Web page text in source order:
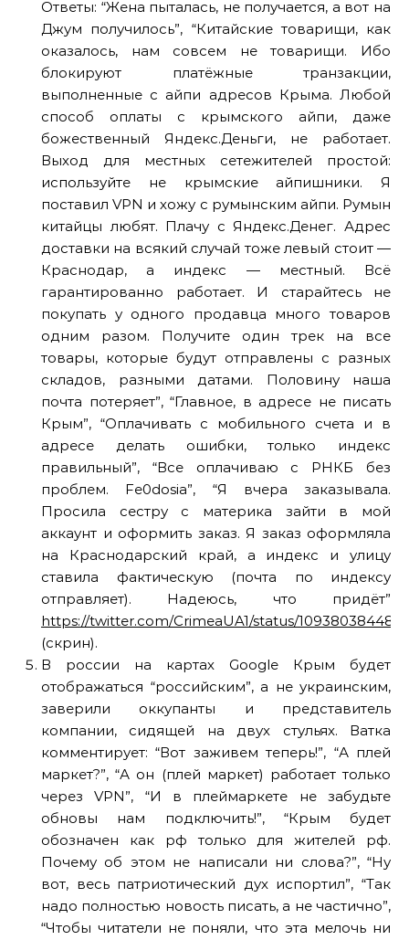
Ответы: “Жена пыталась, не получается, а вот на
Джум получилось”, “Китайские товарищи, как
оказалось, нам совсем не товарищи. Ибо
блокируют платёжные транзакции,
выполненные с айпи адресов Крыма. Любой
способ оплаты с крымского айпи, даже
божественный Яндекс.Деньги, не работает.
Выход для местных сетежителей простой:
используйте не крымские айпишники. Я
поставил VPN и хожу с румынским айпи. Румын
китайцы любят. Плачу с Яндекс.Денег. Адрес
доставки на всякий случай тоже левый стоит —
Краснодар, а индекс — местный. Всё
гарантированно работает. И старайтесь не
покупать у одного продавца много товаров
одним разом. Получите один трек на все
товары, которые будут отправлены с разных
складов, разными датами. Половину наша
почта потеряет”, “Главное, в адресе не писать
Крым”, “Оплачивать с мобильного счета и в
адресе делать ошибки, только индекс
правильный”, “Все оплачиваю с РНКБ без
проблем. Fe0dosia”, “Я вчера заказывала.
Просила сестру с материка зайти в мой
аккаунт и оформить заказ. Я заказ оформляла
на Краснодарский край, а индекс и улицу
ставила фактическую (почта по индексу
отправляет). Надеюсь, что придёт”
https://twitter.com/CrimeaUA1/status/
(скрин).
В россии на картах Google Крым будет
отображаться “российским”, а не украинским,
заверили оккупанты и представитель
компании, сидящей на двух стульях. Ватка
комментирует: “Вот заживем теперь!”, “А плей
маркет?”, “А он (плей маркет) работает только
через VPN”, “И в плеймаркете не забудьте
обновы нам подключить!”, “Крым будет
обозначен как рф только для жителей рф.
Почему об этом не написали ни слова?”, “Ну
вот, весь патриотический дух испортил”, “Так
надо полностью новость писать, а не частично”,
“Чтобы читатели не поняли, что эта мелочь ни